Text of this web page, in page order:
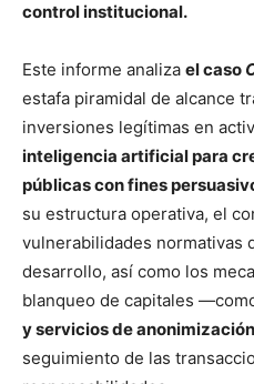
control institucional.
Este informe analiza el caso
estafa piramidal de alcance
inversiones legítimas en
inteligencia artificial para
públicas con fines
su estructura operativa, el
vulnerabilidades normativas
desarrollo, así como los
blanqueo de capitales
y servicios de anonimización
seguimiento de las